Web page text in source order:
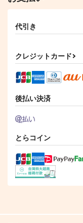
代引き
クレジットカード
後払い決済
とらコイン